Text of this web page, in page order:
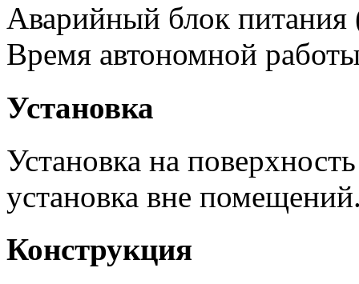
Аварийный блок питания
Время автономной
Установка
Установка на
установка вне
Конструкция